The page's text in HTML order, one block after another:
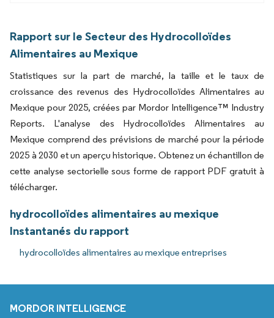
Rapport sur le Secteur des Hydrocolloïdes
Alimentaires au Mexique
Statistiques sur la part de marché, la taille et le taux de
croissance des revenus des Hydrocolloïdes Alimentaires au
Mexique pour 2025, créées par Mordor Intelligence™ Industry
Reports. L'analyse des Hydrocolloïdes Alimentaires au
Mexique comprend des prévisions de marché pour la période
2025 à 2030 et un aperçu historique. Obtenez un échantillon de
cette analyse sectorielle sous forme de rapport PDF gratuit à
télécharger.
hydrocolloïdes alimentaires au mexique
Instantanés du rapport
hydrocolloïdes alimentaires au mexique entreprises
MORDOR INTELLIGENCE